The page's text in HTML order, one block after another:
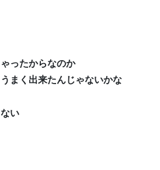
ったからなのか
まく出来たんじゃないかな
い